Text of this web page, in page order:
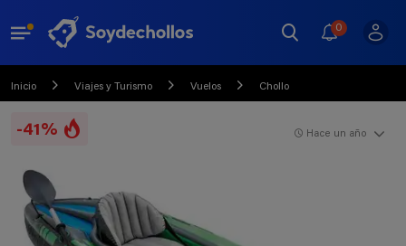
0
Inicio Viajes y Turismo Vuelos Chollo
-41% Hace un año